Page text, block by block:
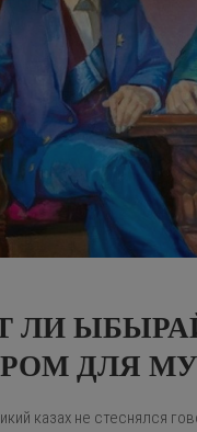
ЛИ
ДЛЯ
казах не стеснялся